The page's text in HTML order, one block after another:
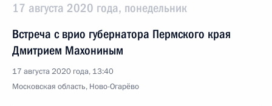
17 августа 2020 года, понедельник
Встреча с врио губернатора Пермского края
Дмитрием Махониным
17 августа 2020 года, 13:40
Московская область, Ново-Огарёво